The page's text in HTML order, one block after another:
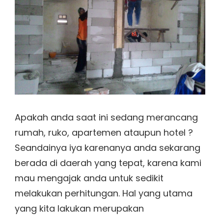
Apakah anda saat ini sedang merancang
rumah, ruko, apartemen ataupun hotel ?
Seandainya iya karenanya anda sekarang
berada di daerah yang tepat, karena kami
mau mengajak anda untuk sedikit
melakukan perhitungan. Hal yang utama
yang kita lakukan merupakan